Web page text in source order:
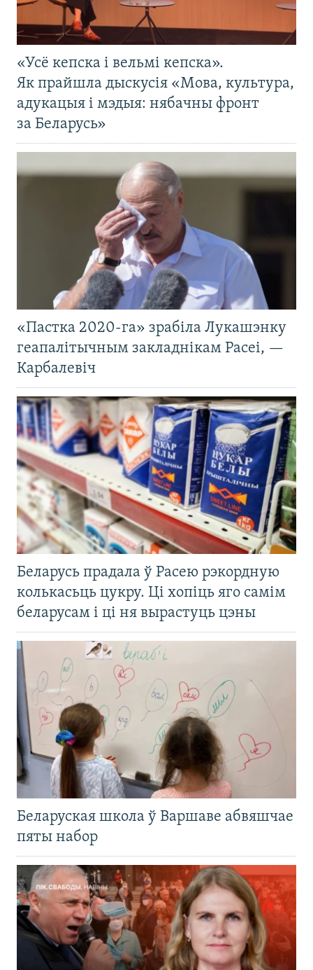
«Усё кепска і вельмі кепска».
Як прайшла дыскусія «Мова, культура,
адукацыя і мэдыя: нябачны фронт
за Беларусь»
«Пастка 2020-га» зрабіла Лукашэнку
геапалітычным закладнікам Расеі, —
Карбалевіч
Беларусь прадала ў Расею рэкордную
колькасьць цукру. Ці хопіць яго самім
беларусам і ці ня вырастуць цэны
Беларуская школа ў Варшаве абвяшчае
пяты набор